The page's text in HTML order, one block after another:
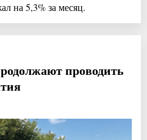
на 5,3% за месяц.
проводить